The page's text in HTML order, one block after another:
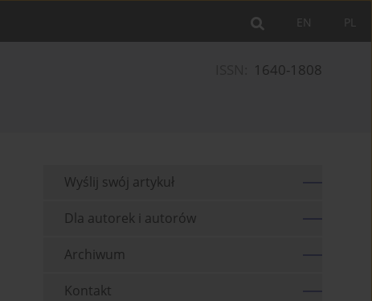
PL
EN
1640-1808
Wyślij swój artykuł
Dla autorek i autorów
Archiwum
Kontakt